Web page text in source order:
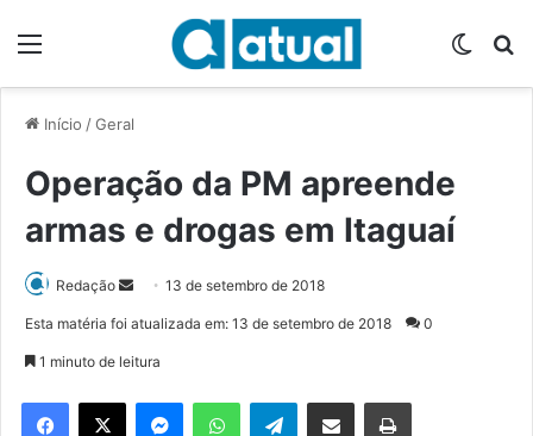
Início /Geral
Operação da PM apreende
armas e drogas em Itaguaí
Redação
d
e
13 de setembro de 2018
Esta matéria foi atualizada em: 13 de setembro de 2018 0
1 minuto de leitura
Telegram